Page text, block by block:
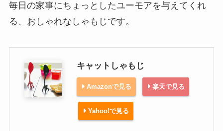
毎日の家事にちょっとしたユーモアを与えてくれ
る、おしゃれなしゃもじです。
キャットしゃもじ
Amazonで見る 楽天で見る
Yahoo!で見る